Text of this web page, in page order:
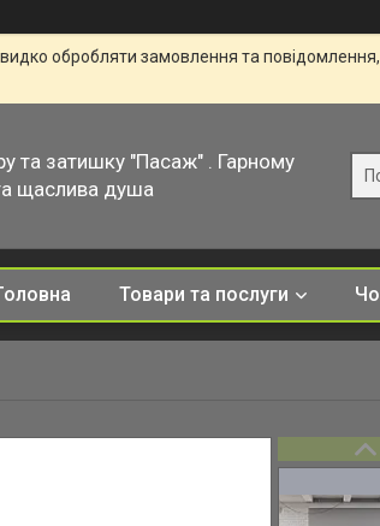
обробляти замовлення та
та затишку "Пасаж" . Гарному
щаслива душа
Товари та послуги